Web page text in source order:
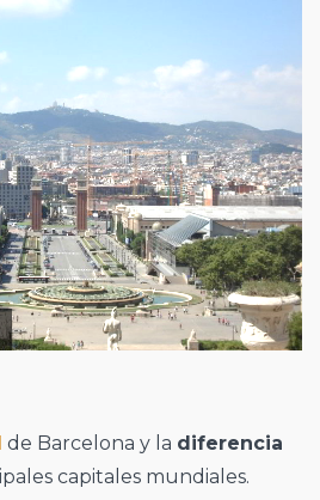
de Barcelona y la diferencia
capitales mundiales.